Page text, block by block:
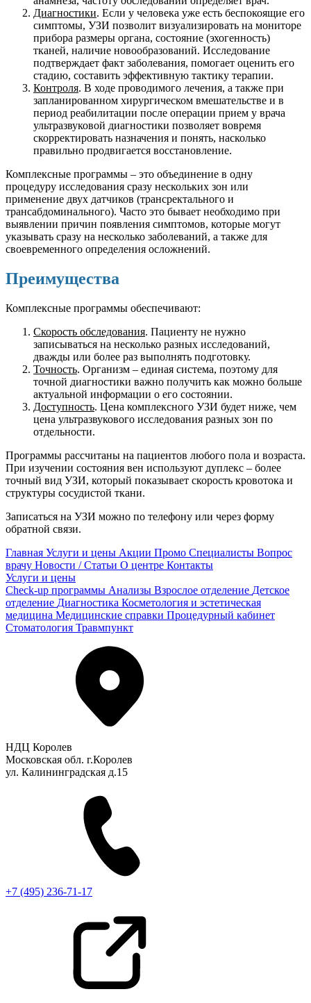
Диагностики. Если у человека уже есть беспокоящие его
симптомы, УЗИ позволит визуализировать на мониторе
прибора размеры органа, состояние (эхогенность)
тканей, наличие новообразований. Исследование
подтверждает факт заболевания, помогает оценить его
стадию, составить эффективную тактику терапии.
Контроля. В ходе проводимого лечения, а также при
запланированном хирургическом вмешательстве и в
период реабилитации после операции прием у врача
ультразвуковой диагностики позволяет вовремя
скорректировать назначения и понять, насколько
правильно продвигается восстановление.
Комплексные программы – это объединение в одну
процедуру исследования сразу нескольких зон или
применение двух датчиков (трансректального и
трансабдоминального). Часто это бывает необходимо при
выявлении причин появления симптомов, которые могут
указывать сразу на несколько заболеваний, а также для
своевременного определения осложнений.
Преимущества
Комплексные программы обеспечивают:
Скорость обследования. Пациенту не нужно
записываться на несколько разных исследований,
дважды или более раз выполнять подготовку.
Точность. Организм – единая система, поэтому для
точной диагностики важно получить как можно больше
актуальной информации о его состоянии.
Доступность. Цена комплексного УЗИ будет ниже, чем
цена ультразвукового исследования разных зон по
отдельности.
Программы рассчитаны на пациентов любого пола и возраста.
При изучении состояния вен используют дуплекс – более
точный вид УЗИ, который показывает скорость кровотока и
структуры сосудистой ткани.
Записаться на УЗИ можно по телефону или через форму
обратной связи.
Главная Услуги и цены Акции Промо Специалисты Вопрос
врачу Новости / Статьи О центре Контакты
Услуги и цены
Check-up программы Анализы Взрослое отделение Детское
отделение Диагностика Косметология и эстетическая
медицина Медицинские справки Процедурный кабинет
Стоматология Травмпункт
НДЦ Королев
Московская обл. г.Королев
ул. Калининградская д.15
+7 (495) 236-71-17